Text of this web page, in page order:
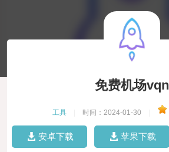
免费机场vqn
工具 时间：2024-01-30
安卓下载 苹果下载